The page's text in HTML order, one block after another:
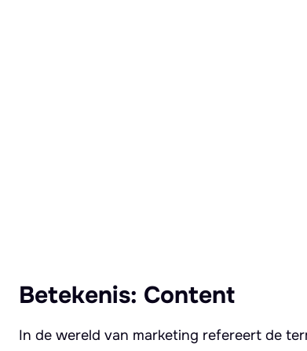
Betekenis: Content
In de wereld van marketing refereert de